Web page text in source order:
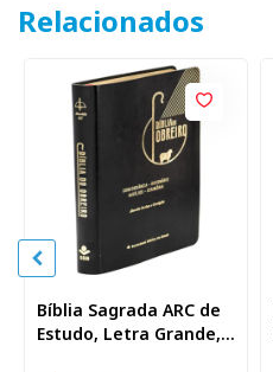
Relacionados
Bíblia Sagrada ARC de
Estudo, Letra Grande,